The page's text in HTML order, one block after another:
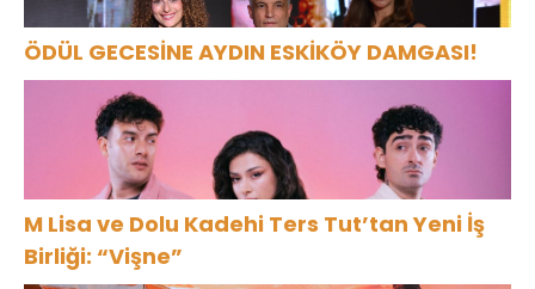
ÖDÜL GECESİNE AYDIN ESKİKÖY DAMGASI!
M Lisa ve Dolu Kadehi Ters Tut’tan Yeni İş
Birliği: “Vişne”